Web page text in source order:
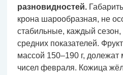
разновидностей.
крона шарообразная, не
стабильные, каждый
средних показателей.
массой 150–190 г,
чисел февраля. Кожица